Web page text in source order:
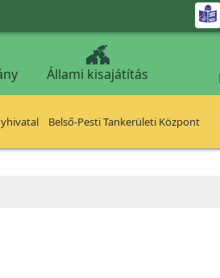
Állami kisajátítás
Belső-Pesti Tankerületi Központ